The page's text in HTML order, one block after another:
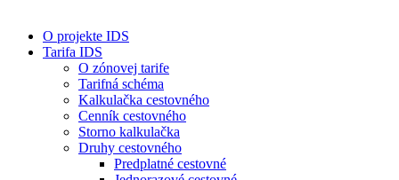
O projekte IDS
Tarifa IDS
O zónovej tarife
Tarifná schéma
Kalkulačka cestovného
Cenník cestovného
Storno kalkulačka
Druhy cestovného
Predplatné cestovné